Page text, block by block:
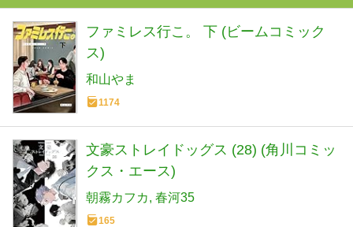
ファミレス行こ。 下 (ビームコミック
ス)
和山やま
1174
文豪ストレイドッグス (28) (角川コミッ
クス・エース)
朝霧カフカ 春河35
165